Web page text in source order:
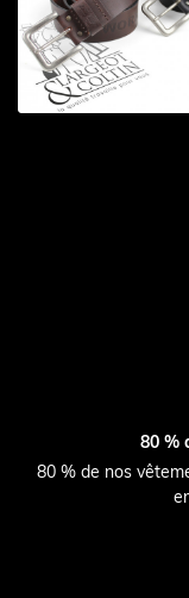
80 %
80 % de nos